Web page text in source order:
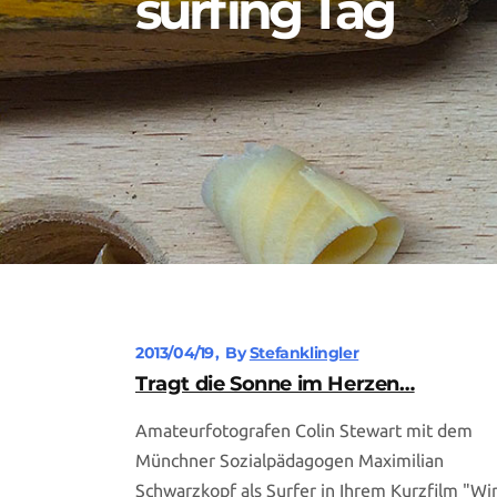
2013/04/19 ByStefanklingler
Tragt die Sonne im Herzen…
Amateurfotografen Colin Stewart mit dem
Münchner Sozialpädagogen Maximilian
Schwarzkopf als Surfer in Ihrem Kurzfilm